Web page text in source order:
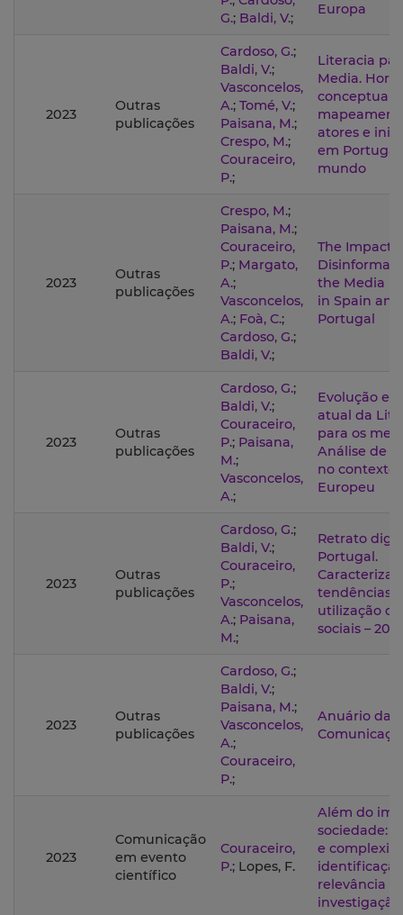
G.; Baldi, V.;
Europa
2023
Outras
publicações
Cardoso, G.;
Baldi, V.;
Vasconcelos,
A.; Tomé, V.;
Paisana, M.;
Crespo, M.;
Couraceiro,
P.;
Literacia
Media.
conceptuais
atores e
em Portugal
mundo
2023
Outras
publicações
Crespo, M.;
Paisana, M.;
Couraceiro,
P.; Margato,
A.;
Vasconcelos,
A.; Foà, C.;
Cardoso, G.;
Baldi, V.;
The Impact
the Media
in Spain and
Portugal
2023
Outras
publicações
Cardoso, G.;
Baldi, V.;
Couraceiro,
P.; Paisana,
M.;
Vasconcelos,
A.;
Evolução e
atual da
para os
Análise de
no contexto
Europeu
2023
Outras
publicações
Cardoso, G.;
Baldi, V.;
Couraceiro,
P.;
Vasconcelos,
A.; Paisana,
M.;
Retrato
Portugal.
tendências
utilização
sociais –
2023
Outras
publicações
Cardoso, G.;
Baldi, V.;
Paisana, M.;
Vasconcelos,
A.;
Couraceiro,
P.;
Anuário da
2023
Comunicação
em evento
científico
Couraceiro,
P.; Lopes, F.
Além do
sociedade:
e
relevância
investigação